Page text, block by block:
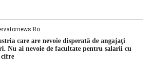
care are nevoie disperată de angajaţi
Nu ai nevoie de facultate pentru salarii cu
cifre